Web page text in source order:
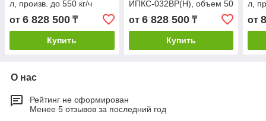
л, произв. до 550 кг/ч
от 6 828 500 ₸
Купить
ИПКС-032ВР(Н), объем 50
л, произв. до 550 кг/ч
от 6 828 500₸
Купить
л,
от
О нас
Рейтинг не сформирован
Менее 5 отзывов за последний год